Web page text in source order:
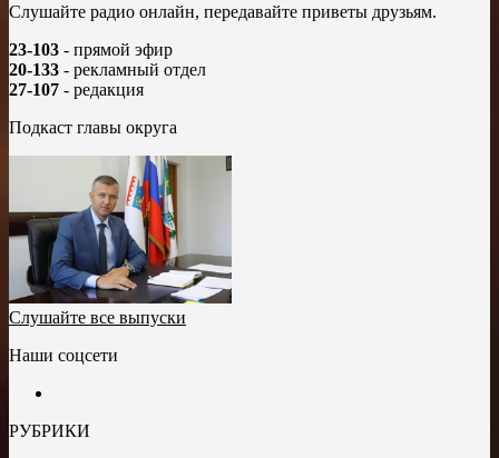
Слушайте радио онлайн, передавайте приветы друзьям.
23-103 - прямой эфир
20-133 - рекламный отдел
27-107 - редакция
Подкаст главы округа
Слушайте все выпуски
Наши соцсети
РУБРИКИ